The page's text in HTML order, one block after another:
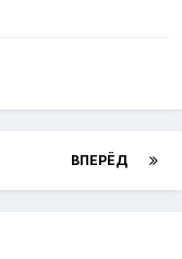
ВПЕРЁД